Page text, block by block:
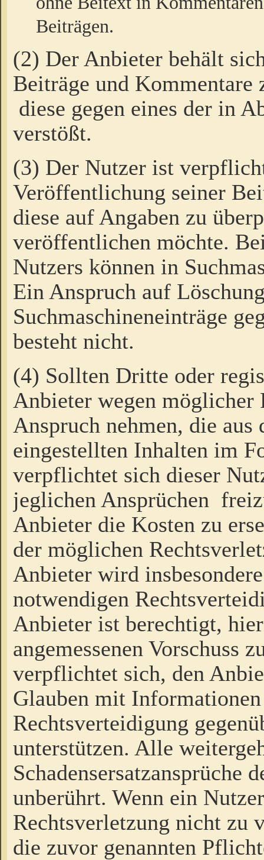
Beiträgen.
(2) Der Anbieter behält
Beiträge und Kommentare
diese gegen eines der in
verstößt.
(3) Der Nutzer ist
Veröffentlichung seiner
diese auf Angaben zu
veröffentlichen möchte.
Nutzers können in
Ein Anspruch auf
Suchmaschineneinträge
besteht nicht.
(4) Sollten Dritte oder
Anbieter wegen möglicher
Anspruch nehmen, die
eingestellten Inhalten im
verpflichtet sich dieser
jeglichen Ansprüchen
Anbieter die Kosten zu
der möglichen
Anbieter wird
notwendigen
Anbieter ist berechtigt,
angemessenen Vorschuss
verpflichtet sich, den
Glauben mit
Rechtsverteidigung
unterstützen. Alle
Schadensersatzansprüche
unberührt. Wenn ein
Rechtsverletzung nicht zu
die zuvor genannten